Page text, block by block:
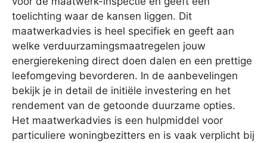
toelichting waar de kansen liggen. Dit
maatwerkadvies is heel specifiek en geeft aan
welke verduurzamingsmaatregelen jouw
energierekening direct doen dalen en een prettige
leefomgeving bevorderen. In de aanbevelingen
bekijk je in detail de initiële investering en het
rendement van de getoonde duurzame opties.
Het maatwerkadvies is een hulpmiddel voor
particuliere woningbezitters en is vaak verplicht bij